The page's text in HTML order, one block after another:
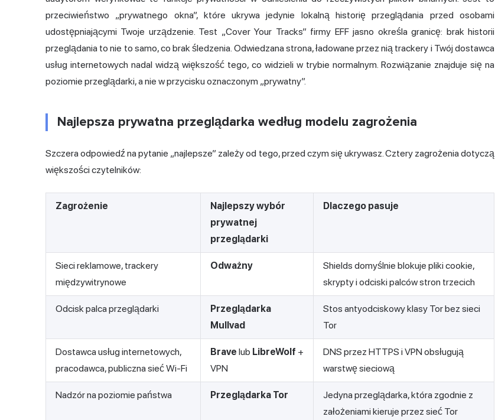
przeciwieństwo „prywatnego okna”, które ukrywa jedynie lokalną historię przeglądania przed osobami
udostępniającymi Twoje urządzenie. Test „Cover Your Tracks” firmy EFF jasno określa granicę: brak historii
przeglądania to nie to samo, co brak śledzenia. Odwiedzana strona, ładowane przez nią trackery i Twój dostawca
usług internetowych nadal widzą większość tego, co widzieli w trybie normalnym. Rozwiązanie znajduje się na
poziomie przeglądarki, a nie w przycisku oznaczonym „prywatny”.
Najlepsza prywatna przeglądarka według modelu zagrożenia
Szczera odpowiedź na pytanie „najlepsze” zależy od tego, przed czym się ukrywasz. Cztery zagrożenia dotyczą
większości czytelników:
Zagrożenie
Najlepszy wybór
prywatnej
przeglądarki
Dlaczego pasuje
Sieci reklamowe, trackery
międzywitrynowe
Odważny
Shields domyślnie blokuje pliki cookie,
skrypty i odciski palców stron trzecich
Odcisk palca przeglądarki
Przeglądarka
Mullvad
Stos antyodciskowy klasy Tor bez sieci
Tor
Dostawca usług internetowych,
pracodawca, publiczna sieć Wi-Fi
Brave lub LibreWolf +
VPN
DNS przez HTTPS i VPN obsługują
warstwę sieciową
Nadzór na poziomie państwa Przeglądarka Tor
Jedyna przeglądarka, która zgodnie z
założeniami kieruje przez sieć Tor